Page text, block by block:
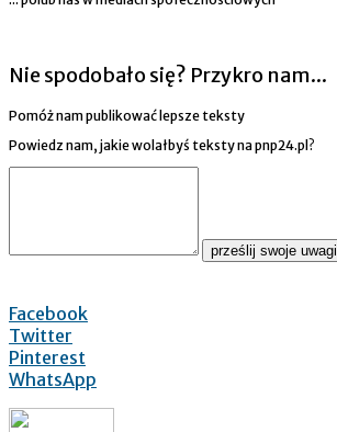
Nie spodobało się? Przykro nam...
Pomóż nam publikować lepsze teksty
Powiedz nam, jakie wolałbyś teksty na pnp24.pl?
prześlij swoje uwagi
Facebook
Twitter
Pinterest
WhatsApp